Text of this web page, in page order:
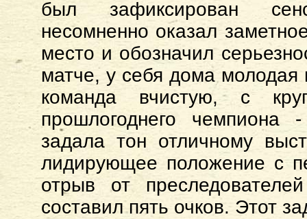
был зафиксирован
несомненно оказал
место и обозначил
матче, у себя дома
команда вчистую, с
прошлогоднего
задала тон отличному
лидирующее положение с
отрыв от
составил пять очков. Этот